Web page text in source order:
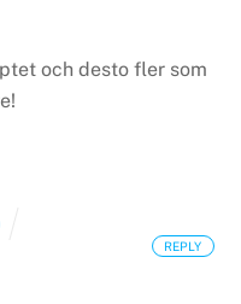
och desto fler som
REPLY